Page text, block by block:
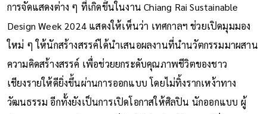
การจัดแสดงต่าง ๆ ที่เกิดขึ้นในงาน Chiang Rai Sustainable
Design Week 2024 แสดงให้เห็นว่า เทศกาลฯ ช่วยเปิดมุมมอง
ใหม่ ๆ ให้นักสร้างสรรค์ได้นำเสนอผลงานที่นำนวัตกรรมมาผสาน
ความคิดสร้างสรรค์ เพื่อช่วยยกระดับคุณภาพชีวิตของชาว
เชียงรายให้ดียิ่งขึ้นผ่านการออกแบบ โดยไม่ทิ้งรากเหง้าทาง
วัฒนธรรม อีกทั้งยังเป็นการเปิดโอกาสให้ศิลปิน นักออกแบบ ผู้